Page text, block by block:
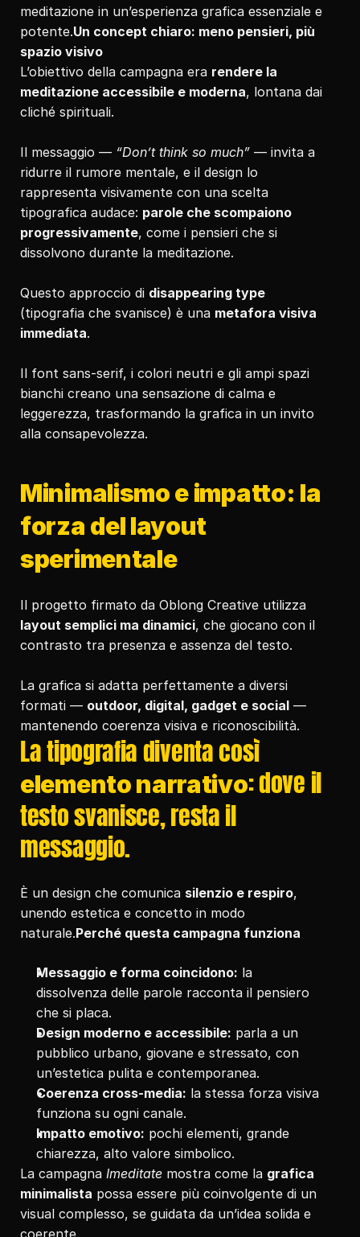
meditazione in un’esperienza grafica essenziale e
potente.Un concept chiaro: meno pensieri, più
spazio visivo
L’obiettivo della campagna era rendere la
meditazione accessibile e moderna, lontana dai
cliché spirituali.
Il messaggio — “Don’t think so much” — invita a
ridurre il rumore mentale, e il design lo
rappresenta visivamente con una scelta
tipografica audace: parole che scompaiono
progressivamente, come i pensieri che si
dissolvono durante la meditazione.
Questo approccio di disappearing type
(tipografia che svanisce) è una metafora visiva
immediata.
Il font sans-serif, i colori neutri e gli ampi spazi
bianchi creano una sensazione di calma e
leggerezza, trasformando la grafica in un invito
alla consapevolezza.
Minimalismo e impatto: la
forza del layout
sperimentale
layout semplici ma dinamici, che giocano con il
contrasto tra presenza e assenza del testo.
La grafica si adatta perfettamente a diversi
formati — outdoor, digital, gadget e social —
mantenendo coerenza visiva e riconoscibilità.
La tipografia diventa così
elemento narrativo: dove il
testo svanisce, resta il
messaggio.
È un design che comunica silenzio e respiro,
unendo estetica e concetto in modo
naturale.Perché questa campagna funziona
Messaggio e forma coincidono: la
dissolvenza delle parole racconta il pensiero
che si placa.
Design moderno e accessibile: parla a un
pubblico urbano, giovane e stressato, con
un’estetica pulita e contemporanea.
Coerenza cross-media: la stessa forza visiva
funziona su ogni canale.
Impatto emotivo: pochi elementi, grande
chiarezza, alto valore simbolico.
La campagna Imeditate mostra come la grafica
minimalista possa essere più coinvolgente di un
visual complesso, se guidata da un’idea solida e
coerente.